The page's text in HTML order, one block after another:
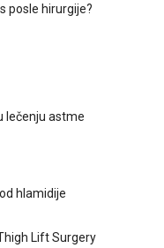
posle hirurgije?
lečenju astme
hlamidije
Lift Surgery